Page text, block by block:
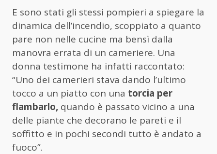
E sono stati gli stessi pompieri a spiegare la
dinamica dell’incendio, scoppiato a quanto
pare non nelle cucine ma bensì dalla
manovra errata di un cameriere. Una
donna testimone ha infatti raccontato:
“Uno dei camerieri stava dando l’ultimo
tocco a un piatto con una torcia per
flambarlo, quando è passato vicino a una
delle piante che decorano le pareti e il
soffitto e in pochi secondi tutto è andato a
fuoco”.